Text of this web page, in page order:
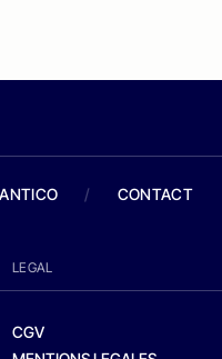
/ CONTACT
LEGAL
CGV